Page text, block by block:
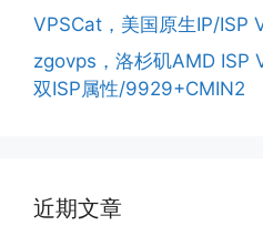
VPSCat，美国原生IP/ISP
zgovps，洛杉矶AMD ISP
双ISP属性/9929+CMIN2
近期文章